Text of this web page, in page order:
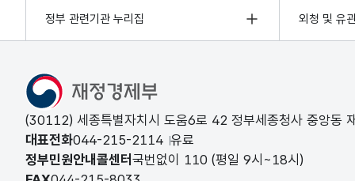
정부 관련기관 누리집 외청 및 유
(30112) 세종특별자치시 도움6로 42 정부세종청사 중앙동
대표전화044-215-2114 유료
정부민원안내콜센터 국번없이 110 (평일 9시~18시)